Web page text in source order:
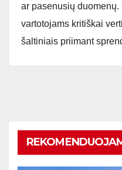
ar pasenusių
vartotojams kritiškai
šaltiniais priimant